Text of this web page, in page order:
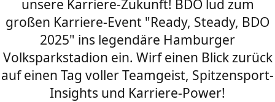
unsere Karriere-Zukunft! BDO lud zum
großen Karriere-Event "Ready, Steady, BDO
2025" ins legendäre Hamburger
Volksparkstadion ein. Wirf einen Blick zurück
auf einen Tag voller Teamgeist, Spitzensport-
Insights und Karriere-Power!